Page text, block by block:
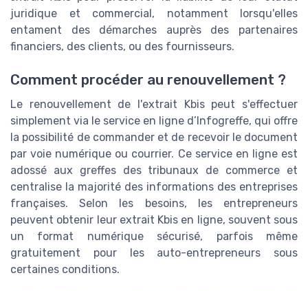
juridique et commercial, notamment lorsqu'elles
entament des démarches auprès des partenaires
financiers, des clients, ou des fournisseurs.
Comment procéder au renouvellement ?
Le renouvellement de l'extrait Kbis peut s'effectuer
simplement via le service en ligne d’Infogreffe, qui offre
la possibilité de commander et de recevoir le document
par voie numérique ou courrier. Ce service en ligne est
adossé aux greffes des tribunaux de commerce et
centralise la majorité des informations des entreprises
françaises. Selon les besoins, les entrepreneurs
peuvent obtenir leur extrait Kbis en ligne, souvent sous
un format numérique sécurisé, parfois même
gratuitement pour les auto-entrepreneurs sous
certaines conditions.